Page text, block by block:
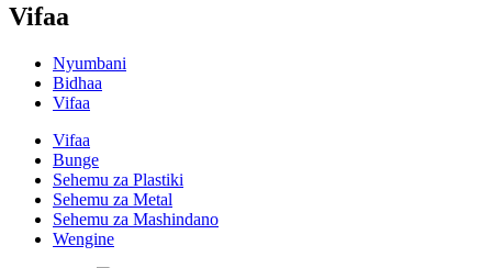
Vifaa
Nyumbani
Bidhaa
Vifaa
Vifaa
Bunge
Sehemu za Plastiki
Sehemu za Metal
Sehemu za Mashindano
Wengine